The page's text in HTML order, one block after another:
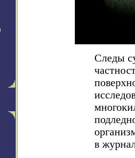
Следы
в